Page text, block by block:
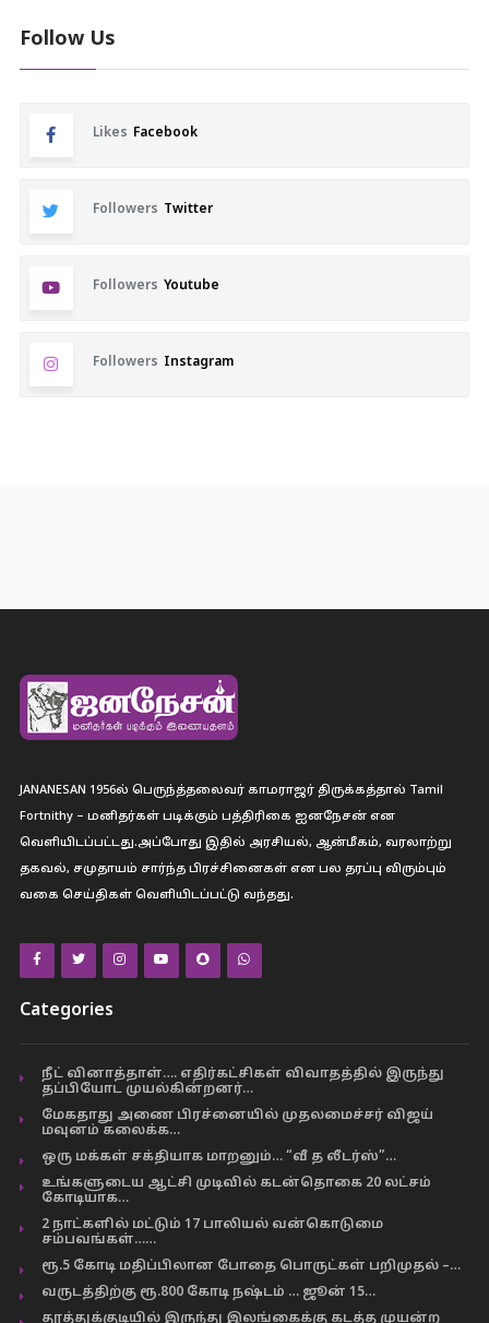
Follow Us
Likes Facebook
Followers Twitter
Followers Youtube
Followers Instagram
JANANESAN 1956ல் பெருந்த்தலைவர் காமராஜர் திருக்கத்தால் Tamil
Fortnithy – மனிதர்கள் படிக்கும் பத்திரிகை ஐனநேசன் என
வெளியிடப்பட்டது.அப்போது இதில் அரசியல், ஆன்மீகம், வரலாற்று
தகவல், சமுதாயம் சார்ந்த பிரச்சினைகள் என பல தரப்பு விரும்பும்
வகை செய்திகள் வெளியிடப்பட்டு வந்தது.
Categories
நீட் வினாத்தாள்…. எதிர்கட்சிகள் விவாதத்தில் இருந்து
தப்பியோட முயல்கின்றனர்…
மேகதாது அணை பிரச்னையில் முதலமைச்சர் விஜய்
மவுனம் கலைக்க…
ஒரு மக்கள் சக்தியாக மாறனும்… “வீ த லீடர்ஸ்”…
உங்களுடைய ஆட்சி முடிவில் கடன்தொகை 20 லட்சம்
கோடியாக…
2 நாட்களில் மட்டும் 17 பாலியல் வன்கொடுமை
சம்பவங்கள்……
ரூ.5 கோடி மதிப்பிலான போதை பொருட்கள் பறிமுதல் –…
வருடத்திற்கு ரூ.800 கோடி நஷ்டம் … ஜூன் 15…
தூத்துக்குடியில் இருந்து இலங்கைக்கு கடத்த முயன்ற